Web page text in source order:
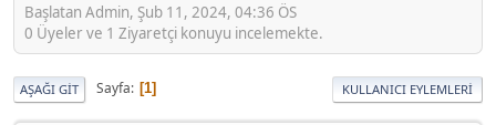
Başlatan Admin, Şub 11, 2024, 04:36 ÖS
0 Üyeler ve 1 Ziyaretçi konuyu incelemekte.
AŞAĞI GIT Sayfa 1 KULLANICI EYLEMLERI